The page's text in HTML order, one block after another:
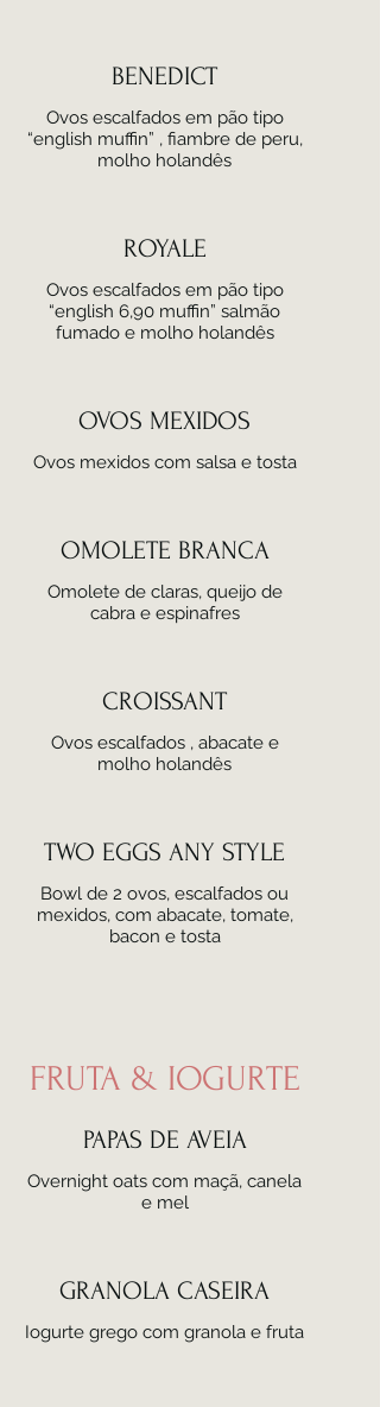
BENEDICT
Ovos escalfados em pão tipo
“english muffin” , fiambre de peru,
molho holandês
ROYALE
Ovos escalfados em pão tipo
“english 6,90 muffin” salmão
fumado e molho holandês
OVOS MEXIDOS
Ovos mexidos com salsa e tosta
OMOLETE BRANCA
Omolete de claras, queijo de
cabra e espinafres
CROISSANT
Ovos escalfados , abacate e
molho holandês
TWO EGGS ANY STYLE
Bowl de 2 ovos, escalfados ou
mexidos, com abacate, tomate,
bacon e tosta
FRUTA & IOGURTE
PAPAS DE AVEIA
Overnight oats com maçã, canela
e mel
GRANOLA CASEIRA
Iogurte grego com granola e fruta